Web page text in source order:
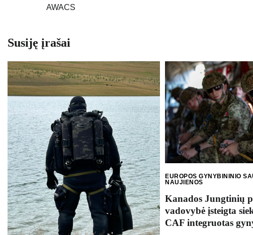
AWACS
Susiję įrašai
EUROPOS GYNYBININIO
NAUJIENOS
Kanados Jungtinių
vadovybė įsteigta
CAF integruotas